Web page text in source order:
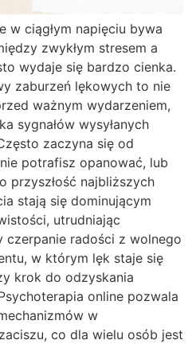
w ciągłym napięciu bywa
zwykłym stresem a
wydaje się bardzo cienka.
zaburzeń lękowych to nie
ważnym wydarzeniem,
sygnałów wysyłanych
zaczyna się od
potrafisz opanować, lub
przyszłość najbliższych
stają się dominującym
utrudniając
czerpanie radości z wolnego
w którym lęk staje się
krok do odzyskania
online pozwala
w
co dla wielu osób jest